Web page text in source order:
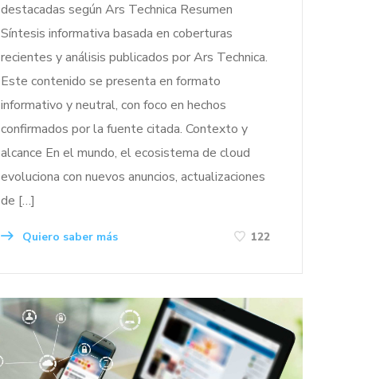
destacadas según Ars Technica Resumen
Síntesis informativa basada en coberturas
recientes y análisis publicados por Ars Technica.
Este contenido se presenta en formato
informativo y neutral, con foco en hechos
confirmados por la fuente citada. Contexto y
alcance En el mundo, el ecosistema de cloud
evoluciona con nuevos anuncios, actualizaciones
de […]
Quiero saber más 122